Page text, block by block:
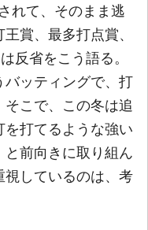
れて、そのまま逃
賞、最多打点賞、
反省をこう語る。
バッティングで、打
こで、この冬は追
打てるような強い
と前向きに取り組ん
視しているのは、考